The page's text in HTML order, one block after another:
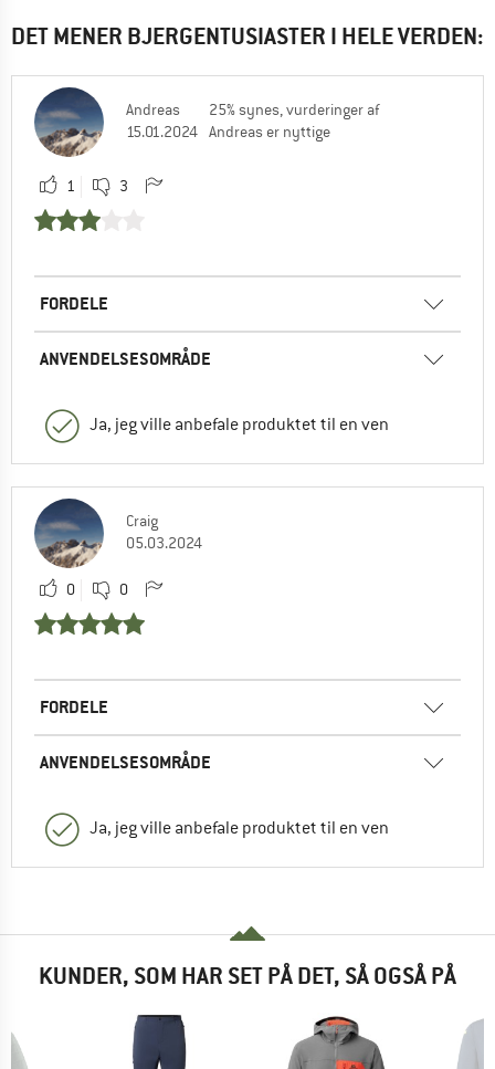
DET MENER BJERGENTUSIASTER I HELE VERDEN:
Andreas
15.01.2024
25% synes, vurderinger af
Andreas er nyttige
1 3
FORDELE
ANVENDELSESOMRÅDE
Ja, jeg ville anbefale produktet til en ven
Craig
05.03.2024
0 0
FORDELE
ANVENDELSESOMRÅDE
Ja, jeg ville anbefale produktet til en ven
KUNDER, SOM HAR SET PÅ DET, SÅ OGSÅ PÅ